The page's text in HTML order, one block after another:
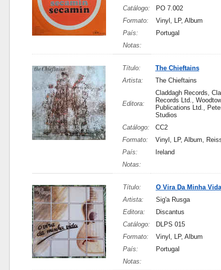
Catálogo:
PO 7.002
Formato:
Vinyl, LP, Album
País:
Portugal
Notas:
Título:
The Chieftains
Artista:
The Chieftains
Editora:
Claddagh Records,
Records Ltd.,
Publications Ltd.,
Studios
Catálogo:
CC2
Formato:
Vinyl, LP, Album,
País:
Ireland
Notas:
Título:
O Vira Da Minha Vida
Artista:
Sig'a Rusga
Editora:
Discantus
Catálogo:
DLPS 015
Formato:
Vinyl, LP, Album
País:
Portugal
Notas: